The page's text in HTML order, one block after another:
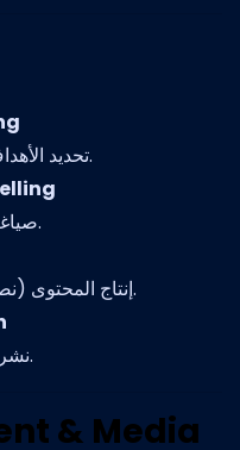
تحديد الأهداف، الجمهور، ونوع المحتوى المناسب.
صياغة القصة، الرسائل، والهوية التحريرية.
إنتاج المحتوى (نصوص، فيديو، تصميم) بجودة احترافية.
نشر ذكي، متابعة الأداء، وتحسين مستمر.